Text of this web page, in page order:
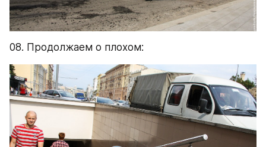
08. Продолжаем о плохом: